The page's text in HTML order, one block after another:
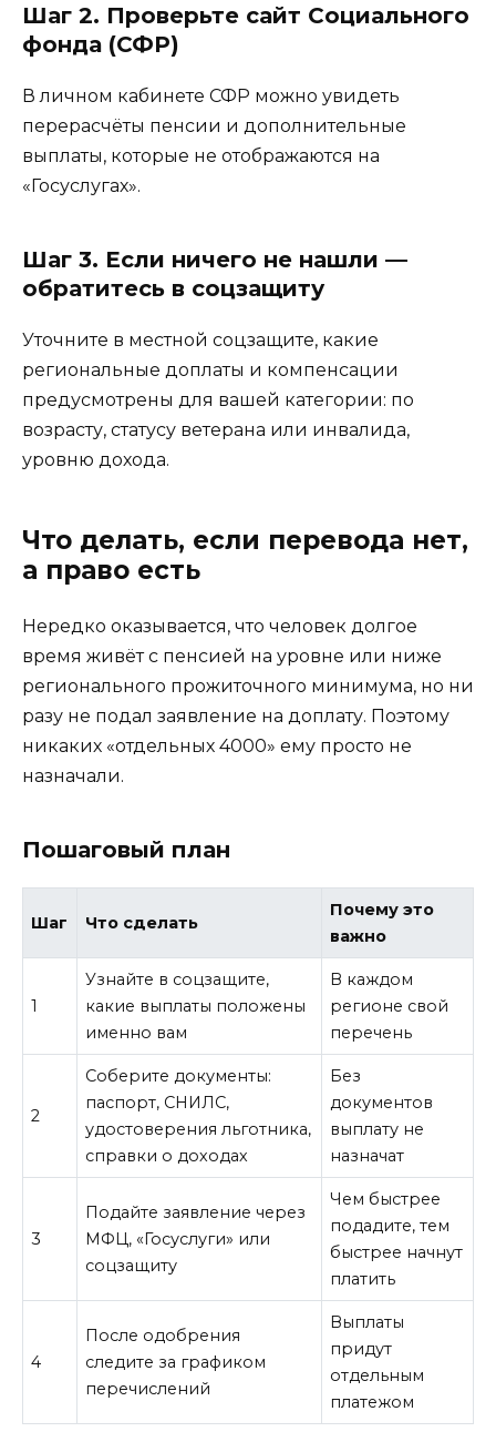
Шаг 2. Проверьте сайт Социального
фонда (СФР)
В личном кабинете СФР можно увидеть
перерасчёты пенсии и дополнительные
выплаты, которые не отображаются на
«Госуслугах».
Шаг 3. Если ничего не нашли —
обратитесь в соцзащиту
Уточните в местной соцзащите, какие
региональные доплаты и компенсации
предусмотрены для вашей категории: по
возрасту, статусу ветерана или инвалида,
уровню дохода.
Что делать, если перевода нет,
а право есть
Нередко оказывается, что человек долгое
время живёт с пенсией на уровне или ниже
регионального прожиточного минимума, но ни
разу не подал заявление на доплату. Поэтому
никаких «отдельных 4000» ему просто не
назначали.
Пошаговый план
Шаг Что сделать
Почему это
важно
1
Узнайте в соцзащите,
какие выплаты положены
именно вам
В каждом
регионе свой
перечень
2
Соберите документы:
паспорт, СНИЛС,
удостоверения льготника,
справки о доходах
Без
документов
выплату не
назначат
3
Подайте заявление через
МФЦ, «Госуслуги» или
соцзащиту
Чем быстрее
подадите, тем
быстрее начнут
платить
4
После одобрения
следите за графиком
перечислений
Выплаты
придут
отдельным
платежом